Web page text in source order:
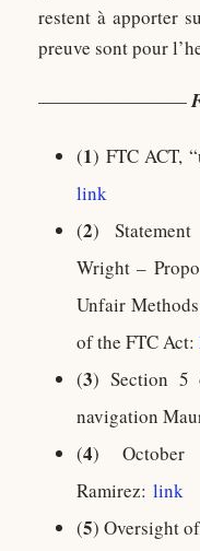
restent à apporter
preuve sont pour
————————
(1) FTC ACT,
link
(2)
Wright –
Unfair
of the FTC Act:
(3) Section 5
navigation
(4)
Ramirez: link
(5) Oversight